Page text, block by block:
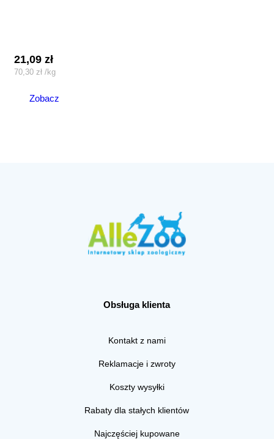
21,09zł
70,30 zł /kg
Zobacz
Obsługa klienta
Kontakt z nami
Reklamacje i zwroty
Koszty wysyłki
Rabaty dla stałych klientów
Najczęściej kupowane